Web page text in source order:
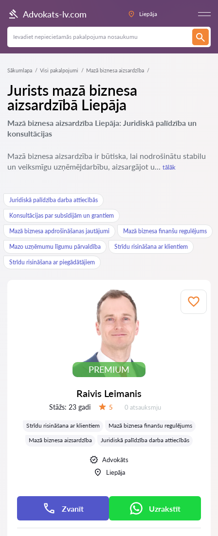
Advokats-lv.com Liepāja
Sākumlapa Visi pakalpojumi Mazā biznesa aizsardzība
Jurists mazā biznesa
aizsardzībā Liepāja
Mazā biznesa aizsardzība Liepāja: Juridiskā palīdzība un
konsultācijas
Mazā biznesa aizsardzība ir būtiska, lai nodrošinātu stabilu
un veiksmīgu uzņēmējdarbību, aizsargājot u... tālāk
Juridiskā palīdzība darba attiecībās
Konsultācijas par subsīdijām un grantiem
Mazā biznesa apdrošināšanas jautājumi Mazā biznesa finanšu regulējums
Mazo uzņēmumu līgumu pārvaldība Strīdu risināšana ar klientiem
Strīdu risināšana ar piegādātājiem
PREMIUM
Raivis Leimanis
Stāžs: 23 gadi 5 Atsauksmes:
0 atsauksmju
Strīdu risināšana ar klientiem
Mazā biznesa finanšu regulējums
Mazā biznesa aizsardzība
Juridiskā palīdzība darba attiecībās
Advokāts
Liepāja
Zvanīt Uzrakstīt